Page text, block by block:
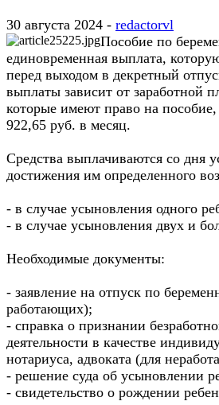
30 августа 2024 - redactorvl
Пособие по
единовременная выплата,
перед выходом в декретный
выплаты зависит от заработной
которые имеют право на
922,65 руб. в месяц.
Средства выплачиваются со дня
достижения им определенного
- в случае усыновления одного
- в случае усыновления двух и
Необходимые документы:
- заявление на отпуск по
работающих);
- справка о признании
деятельности в качестве
нотариуса, адвоката (для
- решение суда об усыновлении
- свидетельство о рождении